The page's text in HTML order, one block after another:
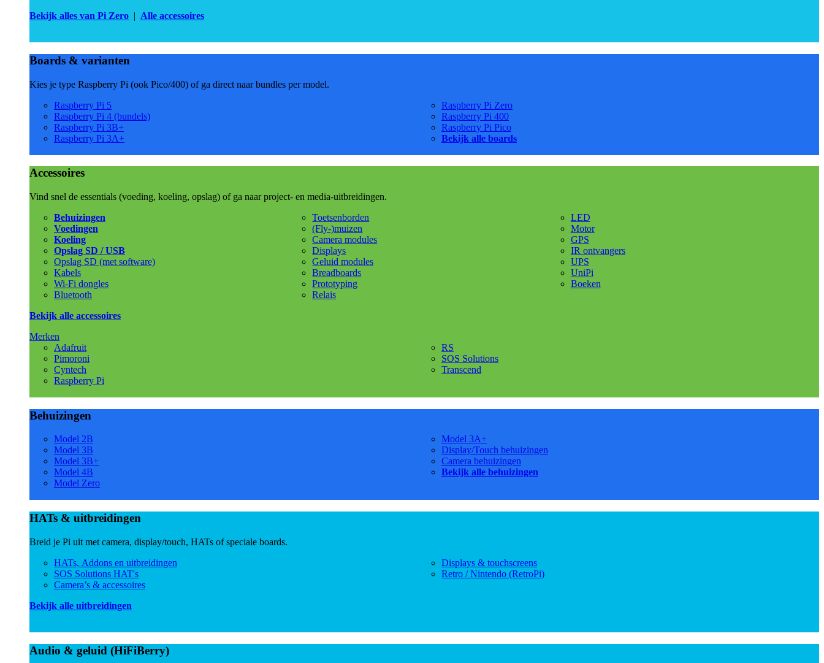
Bekijk alles van Pi Zero | Alle accessoires
Boards & varianten
Kies je type Raspberry Pi (ook Pico/400) of ga direct naar bundles per model.
Raspberry Pi 5
Raspberry Pi 4 (bundels)
Raspberry Pi 3B+
Raspberry Pi 3A+
Raspberry Pi Zero
Raspberry Pi 400
Raspberry Pi Pico
Bekijk alle boards
Accessoires
Vind snel de essentials (voeding, koeling, opslag) of ga naar project- en media-uitbreidingen.
Behuizingen
Voedingen
Koeling
Opslag SD / USB
Opslag SD (met software)
Kabels
Wi-Fi dongles
Bluetooth
Toetsenborden
(Fly-)muizen
Camera modules
Displays
Geluid modules
Breadboards
Prototyping
Relais
LED
Motor
GPS
IR ontvangers
UPS
UniPi
Boeken
Bekijk alle accessoires
Merken
Adafruit
Pimoroni
Cyntech
Raspberry Pi
RS
SOS Solutions
Transcend
Behuizingen
Model 2B
Model 3B
Model 3B+
Model 4B
Model Zero
Model 3A+
Display/Touch behuizingen
Camera behuizingen
Bekijk alle behuizingen
HATs & uitbreidingen
Breid je Pi uit met camera, display/touch, HATs of speciale boards.
HATs, Addons en uitbreidingen
SOS Solutions HAT's
Camera’s & accessoires
Displays & touchscreens
Retro / Nintendo (RetroPi)
Bekijk alle uitbreidingen
Audio & geluid (HiFiBerry)